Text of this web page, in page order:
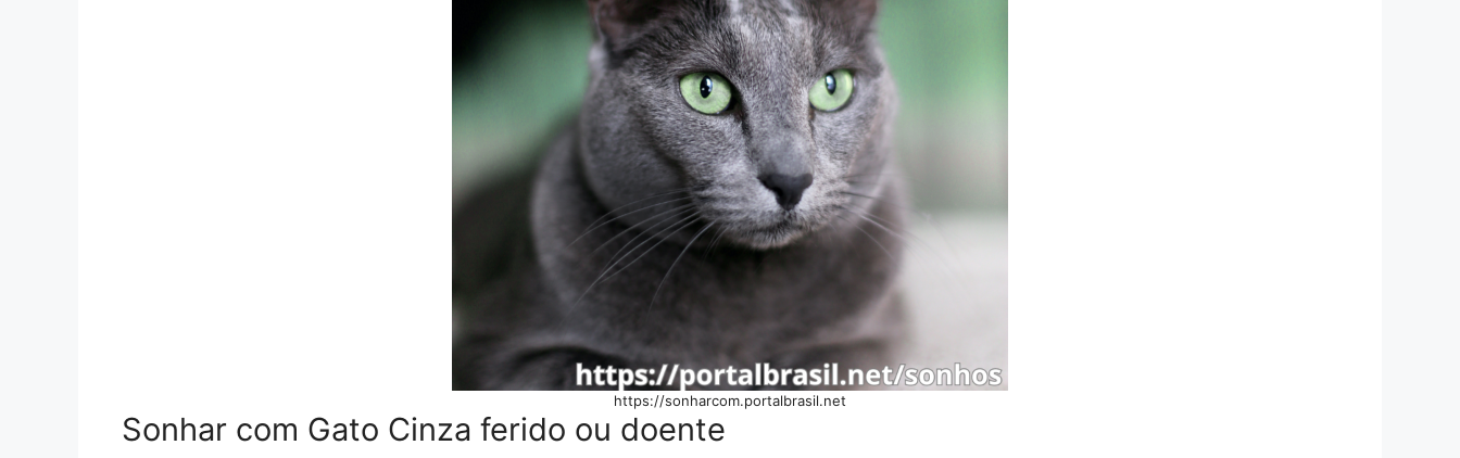
https://sonharcom.portalbrasil.net
Sonhar com Gato Cinza ferido ou doente